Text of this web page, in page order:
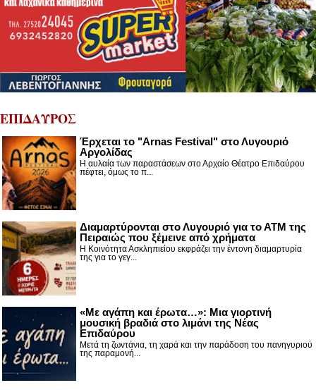
ΕΠΙΔΑΥΡΟΣ
Έρχεται το "Arnas Festival" στο Λυγουριό
Αργολίδας
Η αυλαία των παραστάσεων στο Αρχαίο Θέατρο Επιδαύρου
πέφτει, όμως το π...
Διαμαρτύρονται στο Λυγουριό για το ΑΤΜ της
Πειραιώς που ξέμεινε από χρήματα
Η Κοινότητα Ασκληπιείου εκφράζει την έντονη διαμαρτυρία
της για το γεγ...
«Με αγάπη και έρωτα…»: Μια γιορτινή
μουσική βραδιά στο λιμάνι της Νέας
Επιδαύρου
Μετά τη ζωντάνια, τη χαρά και την παράδοση του πανηγυριού
της παραμονή...